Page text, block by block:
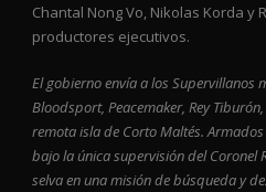
Chantal Nong Vo, Nikolas Korda y
productores ejecutivos.
El gobierno envía a los Supervillanos
Bloodsport, Peacemaker, Rey
remota isla de Corto Maltés.
bajo la única supervisión del Coronel
selva en una misión de búsqueda y